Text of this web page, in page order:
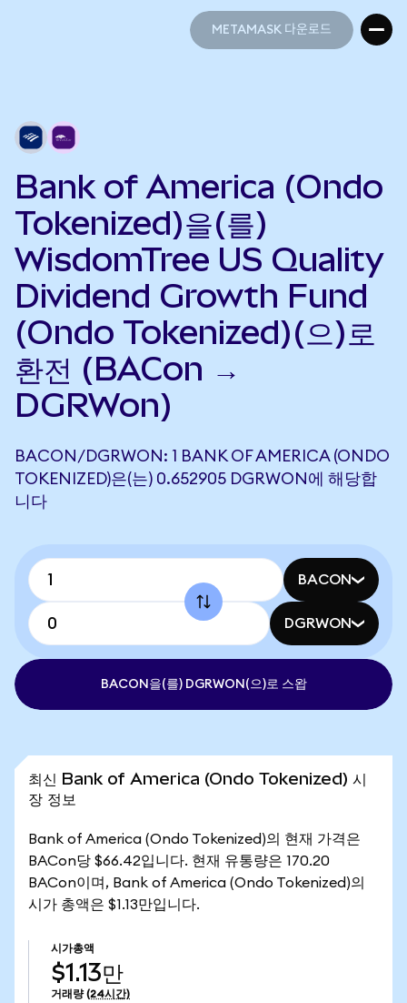
METAMASK 다운로드
Bank of America (Ondo
Tokenized)을(를)
WisdomTree US Quality
Dividend Growth Fund
(Ondo Tokenized)(으)로
환전 (BACon →
DGRWon)
BACON/DGRWON: 1 BANK OF AMERICA (ONDO
TOKENIZED)은(는) 0.652905 DGRWON에 해당합
니다
BACON
DGRWON
BACON을(를) DGRWON(으)로 스왑
최신 Bank of America (Ondo Tokenized) 시
장 정보
Bank of America (Ondo Tokenized)의 현재 가격은
BACon당 $66.42입니다. 현재 유통량은 170.20
BACon이며, Bank of America (Ondo Tokenized)의
시가 총액은 $1.13만입니다.
시가총액
$1.13만
거래량 (24시간)